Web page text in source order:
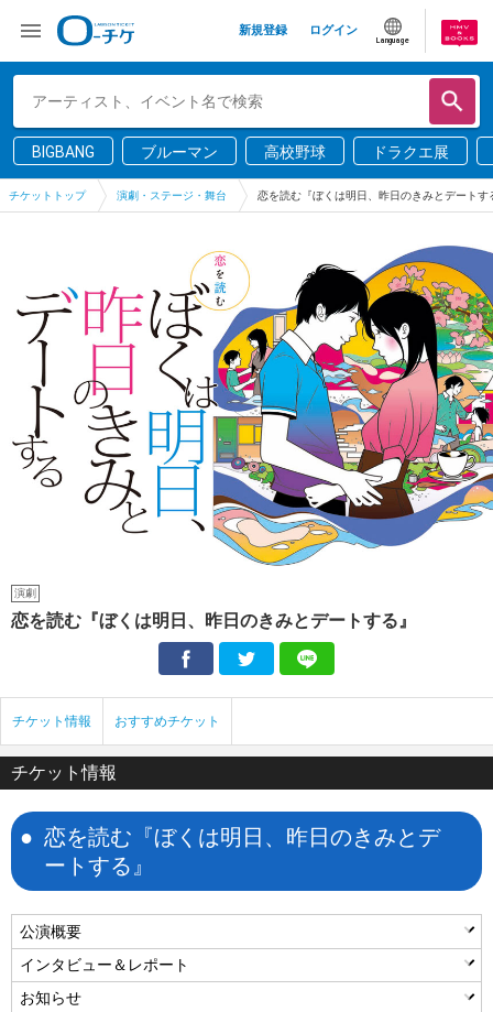
新規登録 ログイン
Language
BIGBANG ブルーマン 高校野球 ドラクエ展
チケットトップ 演劇・ステージ・舞台 恋を読む『ぼくは明日、昨日のきみとデートす
演劇
恋を読む『ぼくは明日、昨日のきみとデートする』
Facebook Twitter
チケット情報 おすすめチケット
チケット情報
恋を読む『ぼくは明日、昨日のきみとデ
ートする』
公演概要
インタビュー＆レポート
お知らせ